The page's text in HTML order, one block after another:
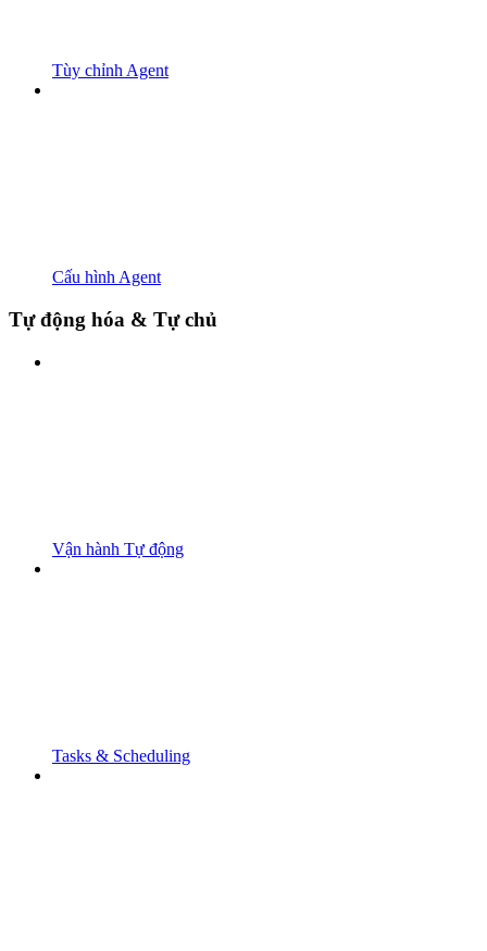
Tùy chỉnh Agent
Cấu hình Agent
Tự động hóa & Tự chủ
Vận hành Tự động
Tasks & Scheduling